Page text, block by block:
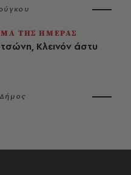
ΤΗΣ ΗΜΕΡΑΣ
Κλεινόν άστυ